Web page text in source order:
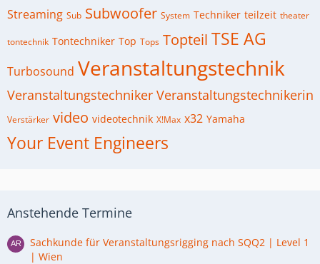
Streaming Sub Subwoofer System Techniker teilzeit theater
tontechnik Tontechniker Top Tops Topteil TSE AG
Turbosound Veranstaltungstechnik
Veranstaltungstechniker Veranstaltungstechnikerin
Verstärker video videotechnik X!Max x32 Yamaha
Your Event Engineers
Anstehende Termine
Sachkunde für Veranstaltungsrigging nach SQQ2 | Level 1
| Wien